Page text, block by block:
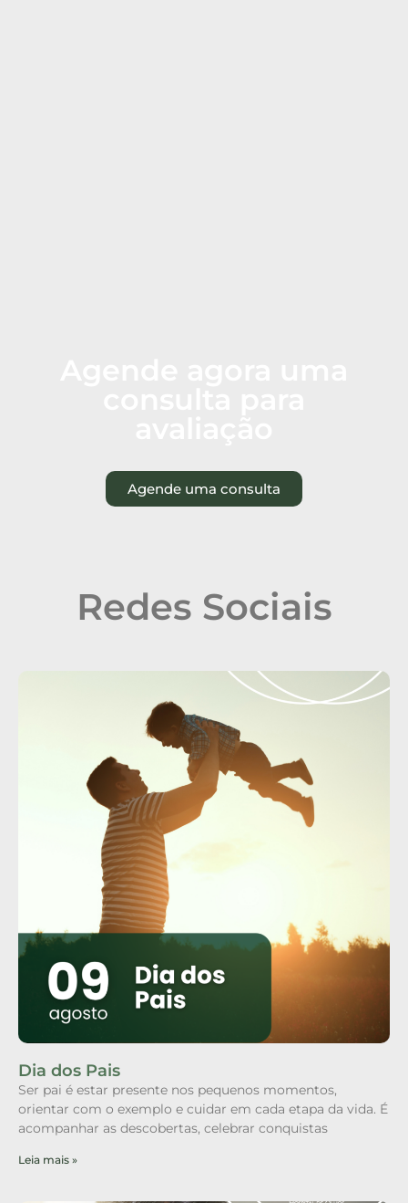
Agende uma consulta
Redes Sociais
Dia dos Pais
Ser pai é estar presente nos pequenos momentos,
orientar com o exemplo e cuidar em cada etapa da vida. É
acompanhar as descobertas, celebrar conquistas
Leia mais »